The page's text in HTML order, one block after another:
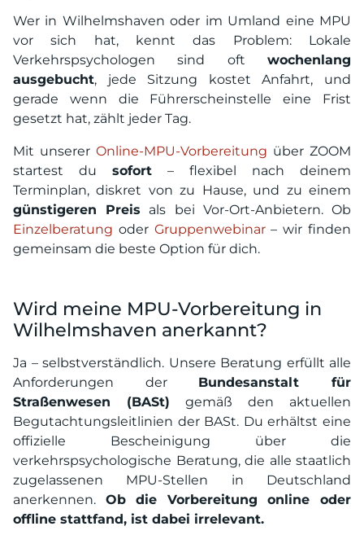
Wer in Wilhelmshaven oder im Umland eine MPU
vor sich hat, kennt das Problem: Lokale
Verkehrspsychologen sind oft wochenlang
ausgebucht, jede Sitzung kostet Anfahrt, und
gerade wenn die Führerscheinstelle eine Frist
gesetzt hat, zählt jeder Tag.
Mit unserer Online-MPU-Vorbereitung über ZOOM
startest du sofort – flexibel nach deinem
Terminplan, diskret von zu Hause, und zu einem
günstigeren Preis als bei Vor-Ort-Anbietern. Ob
Einzelberatung oder Gruppenwebinar– wir finden
gemeinsam die beste Option für dich.
Wird meine MPU-Vorbereitung in
Wilhelmshaven anerkannt?
Ja – selbstverständlich. Unsere Beratung erfüllt alle
Anforderungen der Bundesanstalt für
Straßenwesen (BASt) gemäß den aktuellen
Begutachtungsleitlinien der BASt. Du erhältst eine
offizielle Bescheinigung über die
verkehrspsychologische Beratung, die alle staatlich
zugelassenen MPU-Stellen in Deutschland
anerkennen. Ob die Vorbereitung online oder
offline stattfand, ist dabei irrelevant.